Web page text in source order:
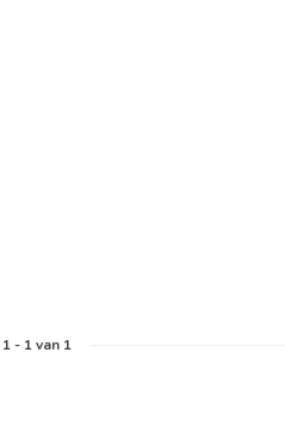
1- 1van 1